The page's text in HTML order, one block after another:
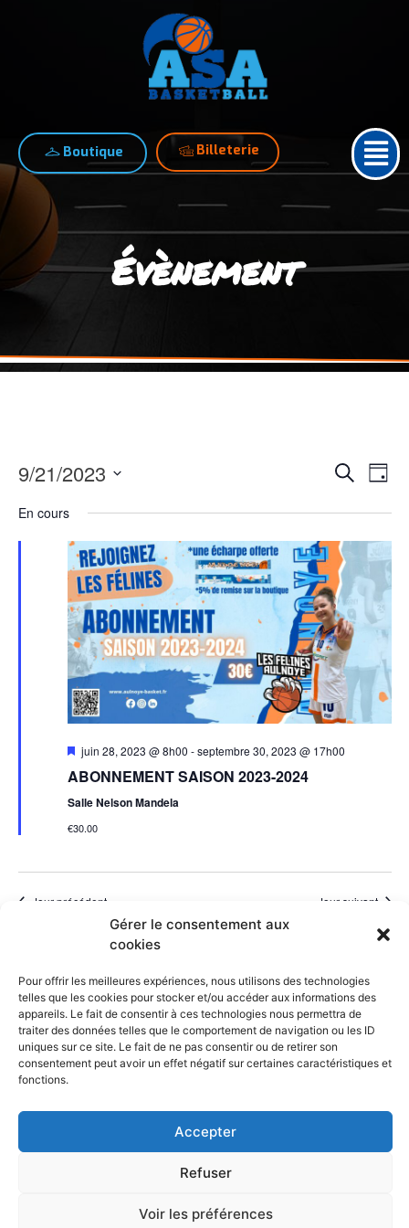
Gérer le consentement aux
cookies
Pour offrir les meilleures expériences, nous utilisons des technologies
telles que les cookies pour stocker et/ou accéder aux informations des
appareils. Le fait de consentir à ces technologies nous permettra de
traiter des données telles que le comportement de navigation ou les ID
uniques sur ce site. Le fait de ne pas consentir ou de retirer son
consentement peut avoir un effet négatif sur certaines caractéristiques et
fonctions.
Accepter
Refuser
Voir les préférences
Boutique Billeterie
Évènement
et
de
vues
Recherche
Jour
9/21/2023
une
date.
En cours
Mis
avant
juin 28, 2023 @ 8h00 -septembre 30, 2023 @ 17h00
ABONNEMENT SAISON 2023-2024
Salle Nelson Mandela
€30.00
Jour précédent Jour suivant
Retrouvez l’ASA sur
Partenaires Mentions légales